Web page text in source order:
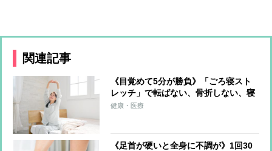
関連記事
《目覚めて5分が勝負》「ごろ寝スト
レッチ」で転ばない、骨折しない、寝
たきりにならない体に
健康・医療
《足首が硬いと全身に不調が》1回30